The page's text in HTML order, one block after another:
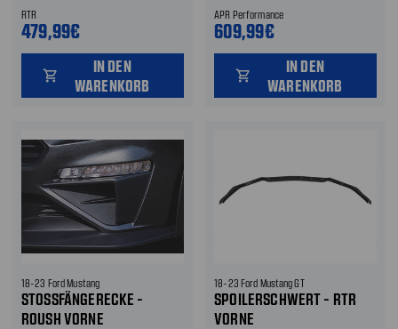
RTR
479,99€
shopping_cart
IN DEN
WARENKORB
APR Performance
609,99€
shopping_cart
IN DEN
WARENKORB
18-23 Ford Mustang
STOSSFÄNGERECKE - R
OUSH VORNE
18-23 Ford Mustang GT
SPOILERSCHWERT - RTR
VORNE